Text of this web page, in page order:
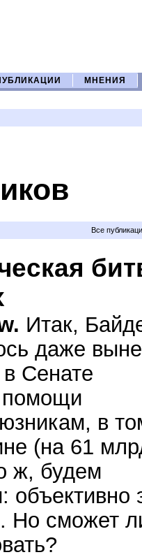
МНЕНИЯ
Все
Итак,
даже
в Сенате
помощи
в
(на 61
ж, будем
объективно
Но сможет